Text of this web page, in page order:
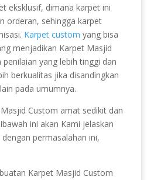
eksklusif, dimana karpet ini
orderan, sehingga karpet
Karpet custom yang bisa
menjadikan Karpet Masjid
yang lebih tinggi dan
berkualitas jika disandingkan
pada umumnya.
Custom amat sedikit dan
ini akan Kami jelaskan
permasalahan ini,
Karpet Masjid Custom